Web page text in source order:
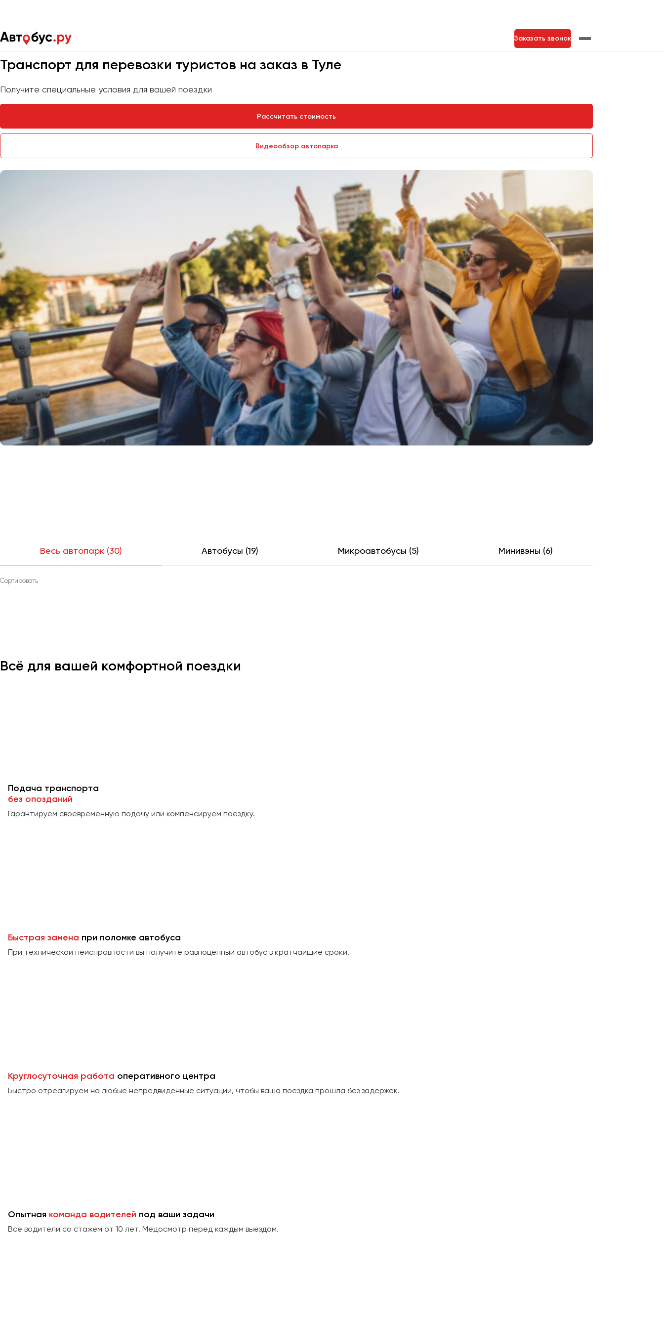
Заказать звонок
Главная Услуги Транспорт для туристов
Мы на связи 24/7
Транспорт для перевозки туристов на заказ в Туле
Получите специальные условия для вашей поездки
Рассчитать стоимость
Видеообзор автопарка
Весь автопарк (30) Автобусы (19) Микроавтобусы (5) Минивэны (6)
Всё для вашей комфортной поездки
Подача транспорта
без опозданий
Гарантируем своевременную подачу или компенсируем поездку.
Быстрая замена при поломке автобуса
При технической неисправности вы получите равноценный автобус в кратчайшие сроки.
Круглосуточная работа оперативного центра
Быстро отреагируем на любые непредвиденные ситуации, чтобы ваша поездка прошла без задержек.
Опытная команда водителей под ваши задачи
Все водители со стажем от 10 лет. Медосмотр перед каждым выездом.